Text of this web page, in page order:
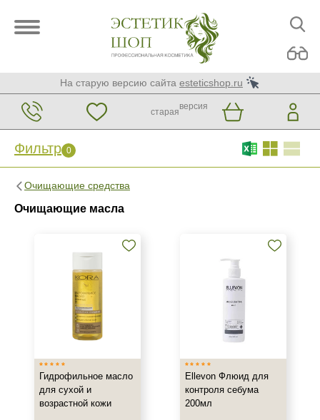
На старую версию сайта esteticshop.ru
старая
версия
Фильтр 0
Очищающие средства
Очищающие масла
Фильтр 0
Южная Корея
Тип товара
Масло
Очищающее масло
Гидрофильное масло
для сухой и
возрастной кожи
Ellevon Флюид для
контроля себума
200мл